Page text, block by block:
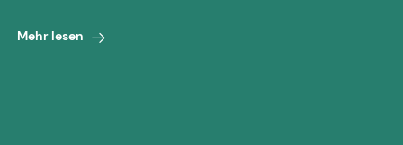
Mehr lesen